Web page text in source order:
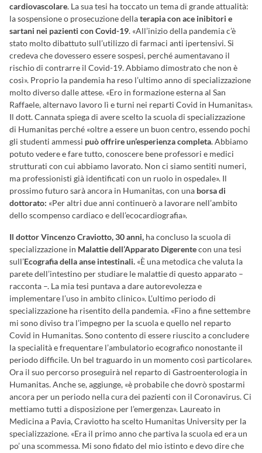
cardiovascolare. La sua tesi ha toccato un tema di grande attualità:
la sospensione o prosecuzione dellaterapia con ace inibitori e
sartani nei pazienti con Covid-19. «All’inizio della pandemia c’è
stato molto dibattuto sull’utilizzo di farmaci anti ipertensivi. Si
credeva che dovessero essere sospesi, perché aumentavano il
rischio di contrarre il Covid-19. Abbiamo dimostrato che non è
così». Proprio la pandemia ha reso l’ultimo anno di specializzazione
molto diverso dalle attese. «Ero in formazione esterna al San
Raffaele, alternavo lavoro lì e turni nei reparti Covid in Humanitas».
Il dott. Cannata spiega di avere scelto la scuola di specializzazione
di Humanitas perché «oltre a essere un buon centro, essendo pochi
gli studenti ammessi può offrire un’esperienza completa. Abbiamo
potuto vedere e fare tutto, conoscere bene professori e medici
strutturati con cui abbiamo lavorato. Non ci siamo sentiti numeri,
ma professionisti già identificati con un ruolo in ospedale». Il
prossimo futuro sarà ancora in Humanitas, con una borsa di
dottorato: «Per altri due anni continuerò a lavorare nell’ambito
dello scompenso cardiaco e dell’ecocardiografia».
Il dottor Vincenzo Craviotto, 30 anni, ha concluso la scuola di
specializzazione in Malattie dell’Apparato Digerentecon una tesi
sull’Ecografia della anse intestinali. «È una metodica che valuta la
parete dell’intestino per studiare le malattie di questo apparato –
racconta –. La mia tesi puntava a dare autorevolezza e
implementare l’uso in ambito clinico». L’ultimo periodo di
specializzazione ha risentito della pandemia. «Fino a fine settembre
mi sono diviso tra l’impegno per la scuola e quello nel reparto
Covid in Humanitas. Sono contento di essere riuscito a concludere
la specialità e frequentare l’ambulatorio ecografico nonostante il
periodo difficile. Un bel traguardo in un momento così particolare».
Ora il suo percorso proseguirà nel reparto di Gastroenterologia in
Humanitas. Anche se, aggiunge, «è probabile che dovrò spostarmi
ancora per un periodo nella cura dei pazienti con il Coronavirus. Ci
mettiamo tutti a disposizione per l’emergenza». Laureato in
Medicina a Pavia, Craviotto ha scelto Humanitas University per la
specializzazione. «Era il primo anno che partiva la scuola ed era un
po’ una scommessa. Mi sono fidato del mio istinto e devo dire che